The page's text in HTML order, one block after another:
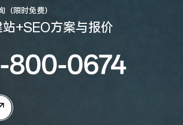
限时免费）
+SEO方案与报价
800-0674